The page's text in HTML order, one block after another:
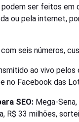
ser feitos em
ou pela internet,
seis números,
ao vivo pelos
no Facebook das
SEO: Mega-
R$ 33 milhões,